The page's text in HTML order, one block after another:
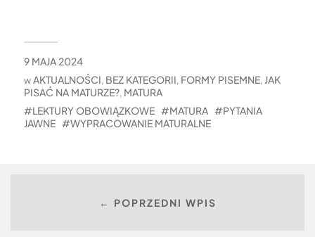
9 MAJA 2024
wAKTUALNOŚCI, BEZ KATEGORII, FORMY PISEMNE, JAK
PISAĆ NA MATURZE?, MATURA
LEKTURY OBOWIĄZKOWE
MATURA
PYTANIA
JAWNE
WYPRACOWANIE MATURALNE
← POPRZEDNI WPIS